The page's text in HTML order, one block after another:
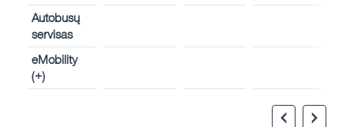
Autobusų
servisas
eMobility
(+)